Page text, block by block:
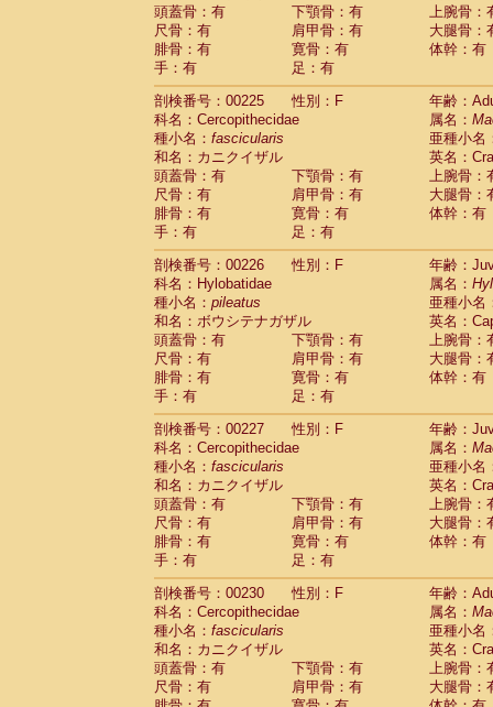
頭蓋骨：有
下顎骨：有
上腕骨：
尺骨：有
肩甲骨：有
大腿骨：
腓骨：有
寛骨：有
体幹：有
手：有
足：有
剖検番号：00225
性別：F
年齢：
科名：Cercopithecidae
属名：
種小名： fascicularis
亜種小名
和名：カニクイザル
英名：
頭蓋骨：有
下顎骨：有
上腕骨：
尺骨：有
肩甲骨：有
大腿骨：
腓骨：有
寛骨：有
体幹：有
手：有
足：有
剖検番号：00226
性別：F
年齢：
科名：Hylobatidae
属名：
種小名： pileatus
亜種小名
和名：ボウシテナガザル
英名：
頭蓋骨：有
下顎骨：有
上腕骨：
尺骨：有
肩甲骨：有
大腿骨：
腓骨：有
寛骨：有
体幹：有
手：有
足：有
剖検番号：00227
性別：F
年齢：
科名：Cercopithecidae
属名：
種小名： fascicularis
亜種小名
和名：カニクイザル
英名：
頭蓋骨：有
下顎骨：有
上腕骨：
尺骨：有
肩甲骨：有
大腿骨：
腓骨：有
寛骨：有
体幹：有
手：有
足：有
剖検番号：00230
性別：F
年齢：
科名：Cercopithecidae
属名：
種小名： fascicularis
亜種小名
和名：カニクイザル
英名：
頭蓋骨：有
下顎骨：有
上腕骨：
尺骨：有
肩甲骨：有
大腿骨：